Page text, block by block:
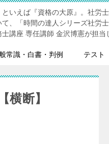
といえば『資格の大原』。社労
、「時間の達人シリーズ社労
講座 専任講師 金沢博憲が担当
常識・白書・判例 テスト
横断】